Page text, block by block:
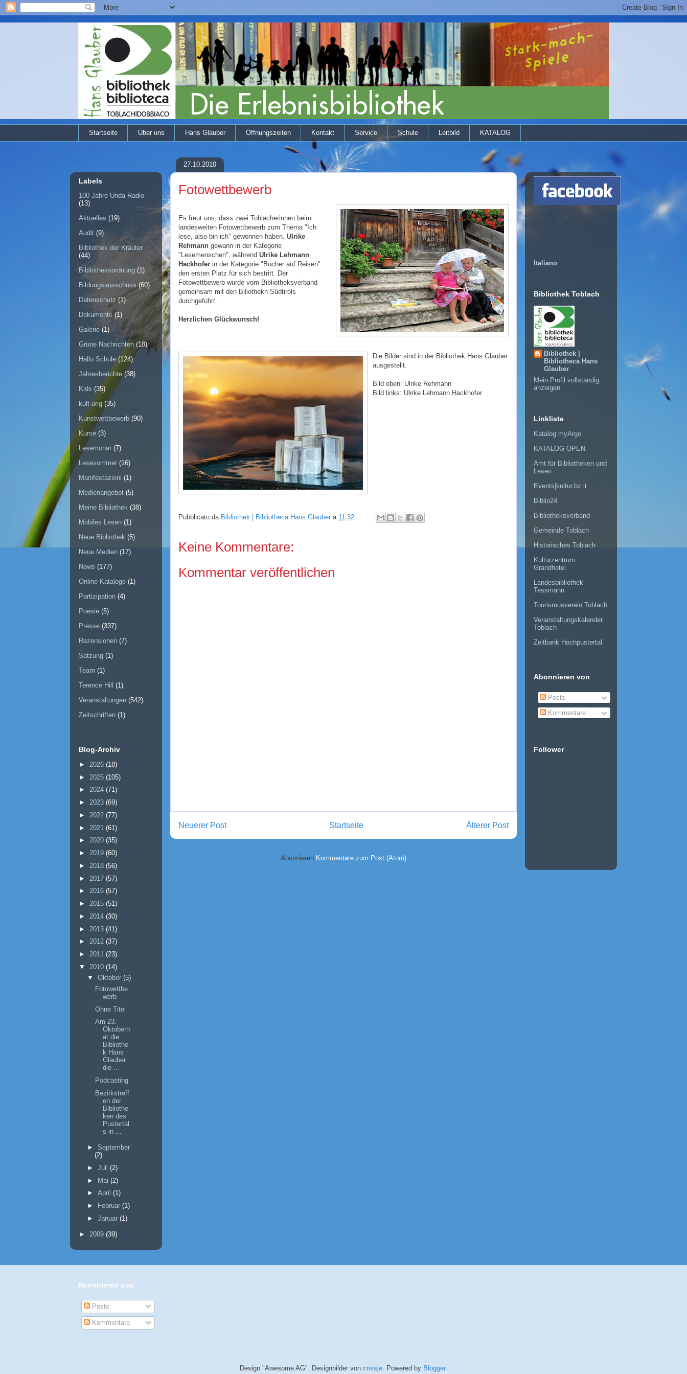
Startseite Über uns Hans Glauber Öffnungszeiten Kontakt Service Schule Leitbild KATALOG
27.10.2010
Fotowettbewerb
Es freut uns, dass zwei Toblacherinnen beim
landesweiten Fotowettbewerb zum Thema "Ich
lese, also bin ich" gewonnen haben. Ulrike
Rehmann gewann in der Kategorie
"Lesemenschen", während Ulrike Lehmann
Hackhofer in der Kategorie "Bücher auf Reisen"
den ersten Platz für sich bestritt. Der
Fotowettbewerb wurde vom Bibliotheksverband
gemeinsam mit den Biliothekn Südtirols
durchgeführt.
Herzlichen Glückwunsch!
Die Bilder sind in der Bibliothek Hans Glauber
ausgestellt.
Bild oben: Ulrike Rehmann
Bild links: Ulrike Lehmann Hackhofer
Pubblicato da Bibliothek | Bibliotheca Hans Glauber a 11:32
Keine Kommentare:
Kommentar veröffentlichen
Neuerer Post Älterer Post
Startseite
Abonnieren Kommentare zum Post (Atom)
Labels
100 Jahre Unda Radio
(13)
Aktuelles (19)
Audit (9)
Bibliothek der Kräuter
(44)
Bibliotheksordnung (1)
Bildungsausschuss (60)
Datenschutz (1)
Dokumente (1)
Galerie (1)
Grüne Nachrichten (18)
Hallo Schule (124)
Jahresberichte (38)
Kids (35)
kult-urig (35)
Kunstwettbewerb (90)
Kurse (3)
Lesemonat (7)
Lesesommer (16)
Manifestazioni (1)
Medienangebot (5)
Meine Bibliothek (38)
Mobiles Lesen (1)
Neue Bibliothek (5)
Neue Medien (17)
News (177)
Online-Kataloge (1)
Partizipation (4)
Poesie (5)
Presse (337)
Rezensionen (7)
Satzung (1)
Team (1)
Terence Hill
(1)
Veranstaltungen (542)
Zeitschriften (1)
Blog-Archiv
► 2026 (18)
► 2025 (105)
► 2024 (71)
► 2023 (69)
► 2022 (77)
► 2021 (61)
► 2020 (35)
► 2019 (60)
► 2018 (56)
► 2017 (57)
► 2016 (57)
► 2015 (51)
► 2014 (30)
► 2013 (41)
► 2012 (37)
► 2011 (23)
▼ 2010 (14)
▼ Oktober (5)
Fotowettbe
werb
Ohne Titel
Am 23.
Oktoberh
at die
Bibliothe
k Hans
Glauber
die ...
Podcasting
Bezirkstreff
en der
Bibliothe
ken des
Pustertal
s in ...
► September
(2)
► Juli (2)
► Mai (2)
► April (1)
►
Februar (1)
► Januar (1)
► 2009 (39)
Italiano
Bibliothek Toblach
Bibliothek |
Bibliotheca Hans
Glauber
Mein Profil vollständig
anzeigen
Linkliste
Katalog myArgo
KATALOG OPEN
Amt für Bibliotheken und
Lesen
Events|kultur.bz.it
Biblio24
Bibliotheksverband
Gemeinde Toblach
Historisches Toblach
Kulturzentrum
Grandhotel
Landesbibliothek
Tessmann
Tourismusverein Toblach
Veranstaltungskalender
Toblach
Zeitbank Hochpustertal
Abonnieren von
Posts
Kommentare
Follower
Abonnieren von
Posts
Kommentare
Design "Awesome AG". Designbilder von cmisje . Powered by Blogger.